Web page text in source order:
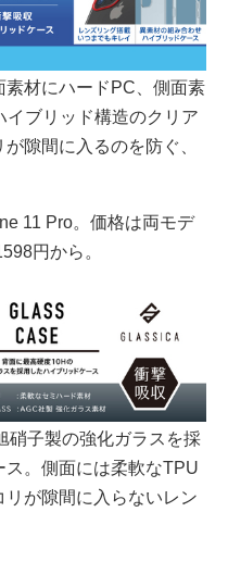
材にハードPC、側面素
ブリッド構造のクリア
隙間に入るのを防ぐ、
11 Pro。価格は両モデ
円から。
子製の強化ガラスを採
ス。側面には柔軟なTPU
が隙間に入らないレン